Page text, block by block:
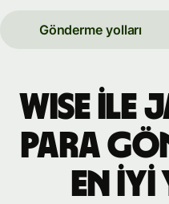
Gönderme yolları
WISE
PARA
EN İYİ